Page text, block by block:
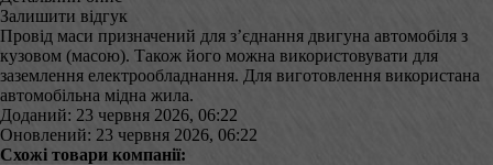
Залишити відгук
Провід маси призначений для з’єднання двигуна автомобіля з
кузовом (масою). Також його можна використовувати для
заземлення електрообладнання. Для виготовлення використана
автомобільна мідна жила.
Доданий: 23 червня 2026, 06:22
Оновлений: 23 червня 2026, 06:22
Схожі товари компанії: